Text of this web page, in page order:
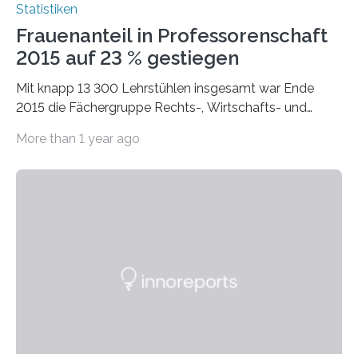
Statistiken
Frauenanteil in Professorenschaft
2015 auf 23 % gestiegen
Mit knapp 13 300 Lehrstühlen insgesamt war Ende
2015 die Fächergruppe Rechts-, Wirtschafts- und
bei…
More than 1 year ago